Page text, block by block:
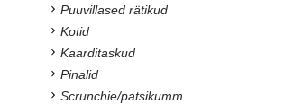
Puuvillased rätikud
Kotid
Kaarditaskud
Pinalid
Scrunchie/patsikumm